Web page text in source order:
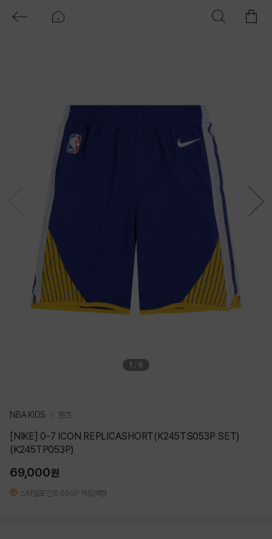
1 / 6
NBA KIDS 팬츠
[NIKE] 0-7 ICON REPLICASHORT(K245TS053P SET)
(K245TP053P)
69,000원
스타일포인트 690P 적립예정